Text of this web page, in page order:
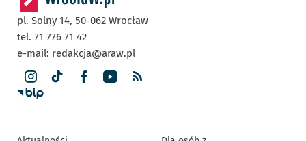
pl. Solny 14, 50-062 Wrocław
tel. 71 776 71 42
e-mail: redakcja@araw.pl